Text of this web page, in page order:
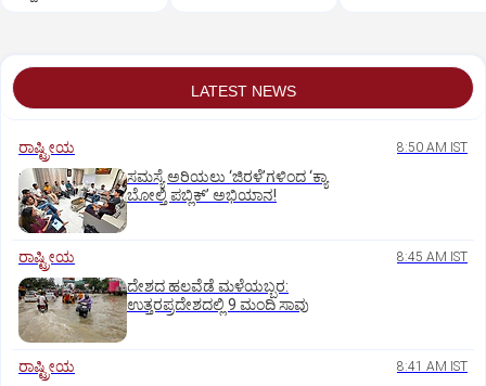
LATEST NEWS
ರಾಷ್ಟ್ರೀಯ 8:50 AM IST
ಸಮಸ್ಯೆ ಅರಿಯಲು ‘ಜಿರಳೆ’ಗಳಿಂದ ‘ಕ್ಯಾ
ಬೋಲ್ತಿ ಪಬ್ಲಿಕ್‌’ ಅಭಿಯಾನ!
ರಾಷ್ಟ್ರೀಯ 8:45 AM IST
ದೇಶದ ಹಲವೆಡೆ ಮಳೆಯಬ್ಬರ:
ಉತ್ತರಪ್ರದೇಶದಲ್ಲಿ 9 ಮಂದಿ ಸಾವು
ರಾಷ್ಟ್ರೀಯ 8:41 AM IST